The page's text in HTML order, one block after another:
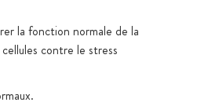
la fonction normale de la
contre le stress